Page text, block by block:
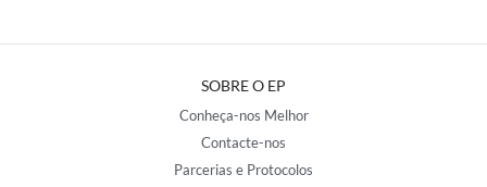
SOBRE O EP
Conheça-nos Melhor
Contacte-nos
Parcerias e Protocolos